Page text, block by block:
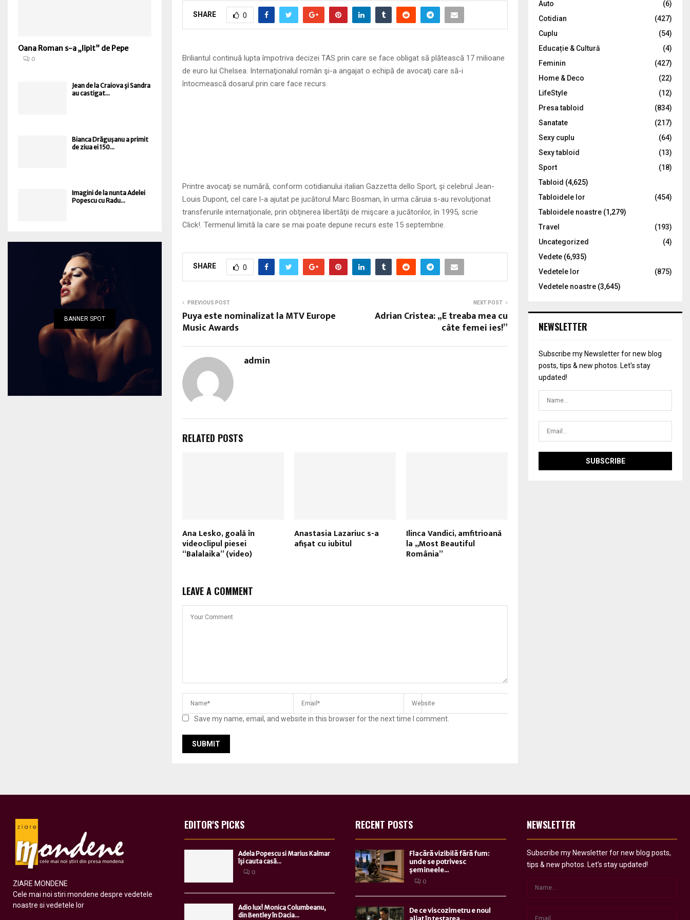
SHARE 0
Briliantul continuă lupta împotriva decizei TAS prin care se face obligat să plătească 17 milioane
de euro lui Chelsea. Internaţionalul român şi-a angajat o echipă de avocaţi care să-i
întocmească dosarul prin care face recurs.
Printre avocaţi se numără, conform cotidianului italian Gazzetta dello Sport, şi celebrul Jean-
Louis Dupont, cel care l-a ajutat pe jucătorul Marc Bosman, în urma căruia s-au revoluţionat
transferurile internaţionale, prin obţinerea libertăţii de mişcare a jucătorilor, în 1995, scrie
Click!. Termenul limită la care se mai poate depune recurs este 15 septembrie.
SHARE 0
PREVIOUS POST
Puya este nominalizat la MTV Europe
Music Awards
NEXT POST
Adrian Cristea: „E treaba mea cu
câte femei ies!”
admin
RELATED POSTS
Ana Lesko, goală în
videoclipul piesei
“Balalaika” (video)
Anastasia Lazariuc s-a
afişat cu iubitul
Ilinca Vandici, amfitrioană
la „Most Beautiful
România”
LEAVE A COMMENT
Save my name, email, and website in this browser for the next time I comment.
Oana Roman s-a „lipit” de Pepe
0
Jean de la Craiova şi Sandra
au castigat...
Bianca Drăgușanu a primit
de ziua ei 150...
Imagini de la nunta Adelei
Popescu cu Radu...
BANNER SPOT
:
C
Auto
(6)
Cotidian
(427)
Cuplu
(54)
Educație & Cultură
(4)
Feminin
(427)
Home & Deco
(22)
LifeStyle
(12)
Presa tabloid
(834)
Sanatate
(217)
Sexy cuplu
(64)
Sexy tabloid
(13)
Sport
(18)
Tabloid (4,625)
Tabloidele lor
(454)
Tabloidele noastre (1,279)
Travel
(193)
Uncategorized
(4)
Vedete (6,935)
Vedetele lor
(875)
Vedetele noastre (3,645)
NEWSLETTER
Subscribe my Newsletter for new blog
posts, tips & new photos. Let's stay
updated!
ZIARE MONDENE
Cele mai noi stiri mondene despre vedetele
noastre si vedetele lor
EDITOR'S PICKS
Adela Popescu si Marius Kalmar
îşi cauta casă...
0
Adio lux! Monica Columbeanu,
din Bentley în Dacia...
RECENT POSTS
Flacără vizibilă fără fum:
unde se potrivesc
șemineele...
0
De ce viscozimetru e noul
NEWSLETTER
Subscribe my Newsletter for new blog posts,
tips & new photos. Let's stay updated!